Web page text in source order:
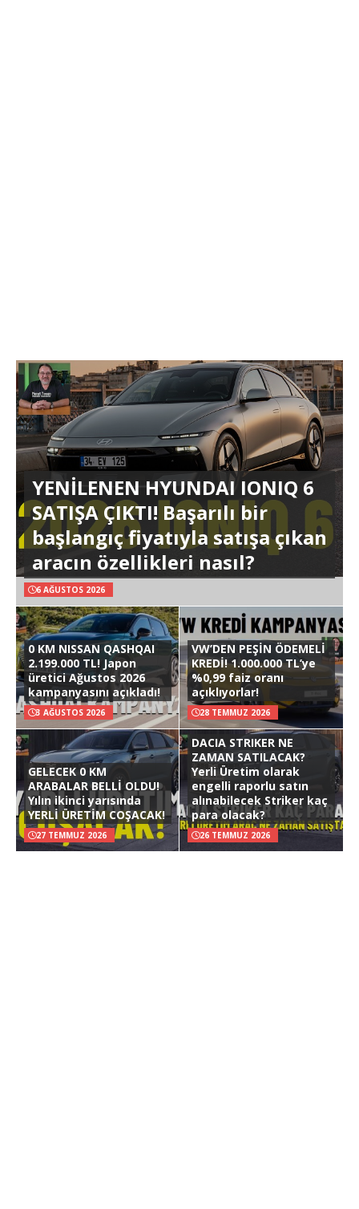
YENİLENEN HYUNDAI IONIQ 6
SATIŞA ÇIKTI! Başarılı bir
başlangıç fiyatıyla satışa çıkan
aracın özellikleri nasıl?
6 AĞUSTOS 2026
0 KM NISSAN QASHQAI
2.199.000 TL! Japon
üretici Ağustos 2026
kampanyasını açıkladı!
3 AĞUSTOS 2026
VW’DEN PEŞİN ÖDEMELİ
KREDİ! 1.000.000 TL’ye
%0,99 faiz oranı
açıklıyorlar!
28 TEMMUZ 2026
GELECEK 0 KM
ARABALAR BELLİ OLDU!
Yılın ikinci yarısında
YERLİ ÜRETİM COŞACAK!
27 TEMMUZ 2026
DACIA STRIKER NE
ZAMAN SATILACAK?
Yerli Üretim olarak
engelli raporlu satın
alınabilecek Striker kaç
para olacak?
26 TEMMUZ 2026